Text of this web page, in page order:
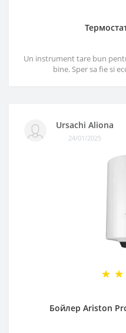
Un instrument tare bun
bine. Sper sa fie si
Ursachi Aliona
24/01/2025
Бойлер Ariston